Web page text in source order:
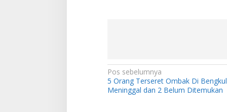
N
a
Pos sebelumnya
5 Orang Terseret Ombak Di
Meninggal dan 2 Belum Ditemukan